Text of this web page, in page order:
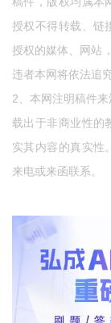
授权不得转载、链
授权的媒体、网站
违者本网将依法追
2、本网注明稿件
载出于非商业性的
实其内容的真实性
来电或来函联系。